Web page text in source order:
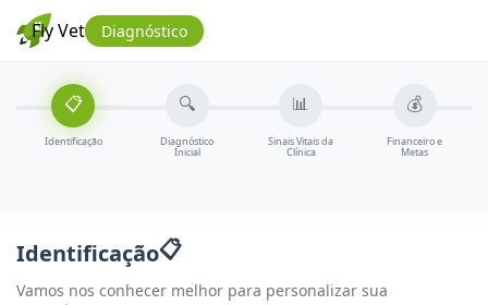
Fly Vet Diagnóstico
📋
Identificação
🔍
Diagnóstico
Inicial
📊
Sinais Vitais da
Clínica
💰
Financeiro e
Metas
Identificação📋
Vamos nos conhecer melhor para personalizar sua